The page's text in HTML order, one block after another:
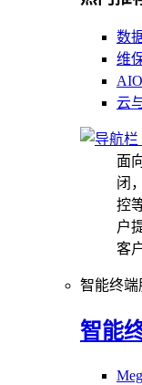
数
维
云
面
闭
控
户
客
智能终端
智能